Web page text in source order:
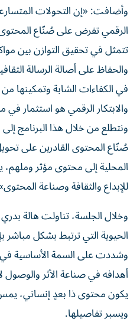
وأضافت: «إن التحولات
الرقمي تفرض على صُنّاع
تتمثل في تحقيق التوازن بين
والحفاظ على أصالة الرسالة
في الكفاءات الشابة وتمكينها
والابتكار الرقمي هو استثمار في
ونتطلع من خلال هذا البرنامج
صُنّاع المحتوى القادرين على
المحلية إلى محتوى مؤثر وملهم،
للإبداع والثقافة وصناعة
وخلال الجلسة، تناولت هالة
الحيوية التي ترتبط بشكل مباشر
وشددت على السمة الأساسية
أهدافه في صناعة الأثر
يكون محتوى ذا بعدٍ إنساني،
ويسبر تفاصيلها.